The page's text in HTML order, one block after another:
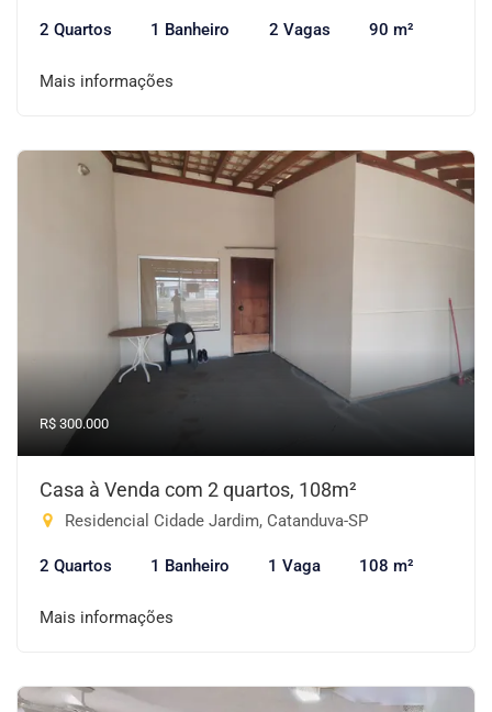
2 Quartos 1 Banheiro 2 Vagas 90 m²
Mais informações
R$ 300.000
Casa à Venda com 2 quartos, 108m²
Residencial Cidade Jardim, Catanduva-SP
2 Quartos 1 Banheiro 1 Vaga 108 m²
Mais informações